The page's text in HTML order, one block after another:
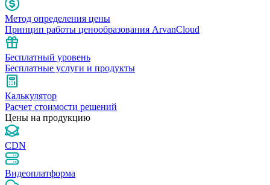
Метод определения цены
Принцип работы ценообразования ArvanCloud
Бесплатный уровень
Бесплатные услуги и продукты
Калькулятор
Расчет стоимости решений
Цены на продукцию
CDN
Видеоплатформа